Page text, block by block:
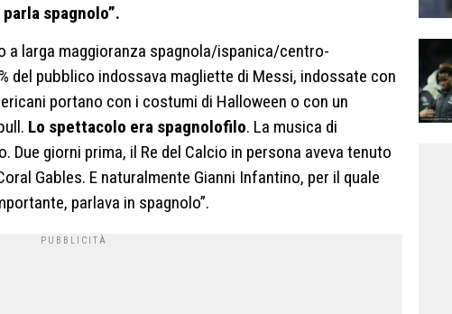
spagnolo”.
a larga maggioranza spagnola/ispanica/centro-
del pubblico indossava magliette di Messi, indossate con
portano con i costumi di Halloween o con un
Lo spettacolo era spagnolofilo. La musica di
giorni prima, il Re del Calcio in persona aveva tenuto
Gables. E naturalmente Gianni Infantino, per il quale
parlava in spagnolo”.